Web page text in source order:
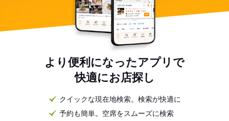
より便利になったアプリで
快適にお店探し
クイックな現在地検索。検索が快適に
予約も簡単。空席をスムーズに検索